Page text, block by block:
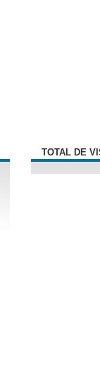
TOTAL DE